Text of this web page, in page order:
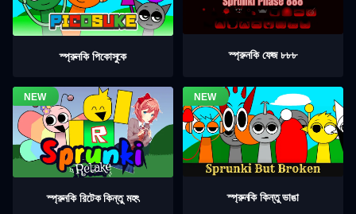
স্প্রুনকি পিকোসুকে স্প্রুনকি ফেজ ৮৮৮
স্প্রুনকি রিটেক কিন্তু মহৎ স্প্রুনকি কিন্তু ভাঙা